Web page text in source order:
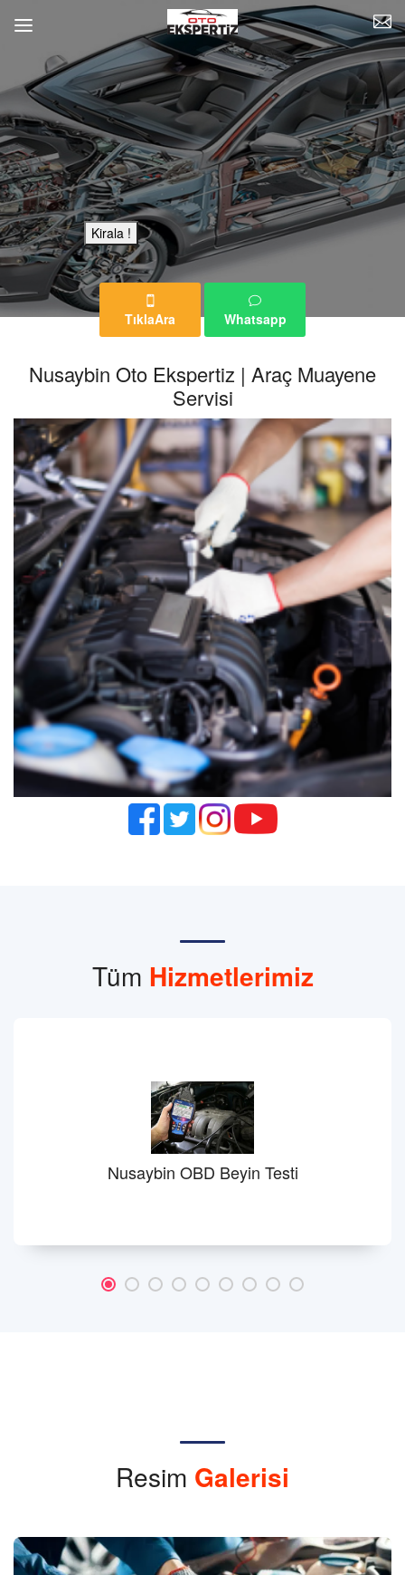
TıklaAra Whatsapp
Bu Reklam Sayfası Kiralıktır.
Kirala !
Nusaybin Oto Ekspertiz | Araç Muayene
Servisi
Tüm Hizmetlerimiz
Nusaybin OBD Beyin Testi
Resim Galerisi